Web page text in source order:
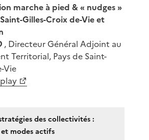
marche à pied & « nudges »
Gilles-Croix de-Vie et
, Directeur Général Adjoint au
Territorial, Pays de Saint-
Vie
des collectivités :
modes actifs